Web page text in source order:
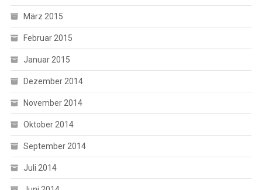
März 2015
Februar 2015
Januar 2015
Dezember 2014
November 2014
Oktober 2014
September 2014
Juli 2014